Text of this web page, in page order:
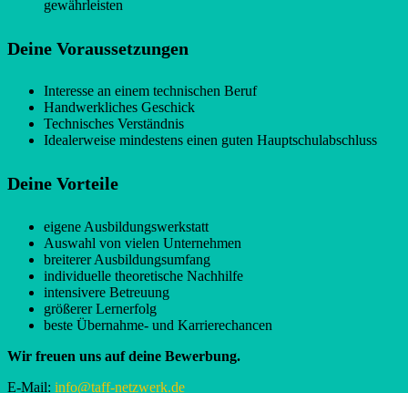
gewährleisten
Deine Voraussetzungen
Interesse an einem technischen Beruf
Handwerkliches Geschick
Technisches Verständnis
Idealerweise mindestens einen guten Hauptschulabschluss
Deine Vorteile
eigene Ausbildungswerkstatt
Auswahl von vielen Unternehmen
breiterer Ausbildungsumfang
individuelle theoretische Nachhilfe
intensivere Betreuung
größerer Lernerfolg
beste Übernahme- und Karrierechancen
Wir freuen uns auf deine Bewerbung.
E-Mail: info@taff-netzwerk.de